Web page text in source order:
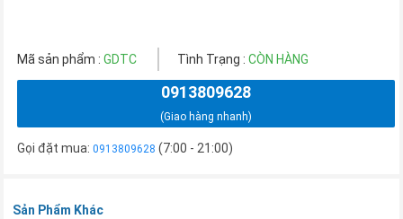
Mã sản phẩm :GDTC Tình Trạng : CÒN HÀNG
0913809628
(Giao hàng nhanh)
Gọi đặt mua:0913809628 (7:00 - 21:00)
Sản Phẩm Khác